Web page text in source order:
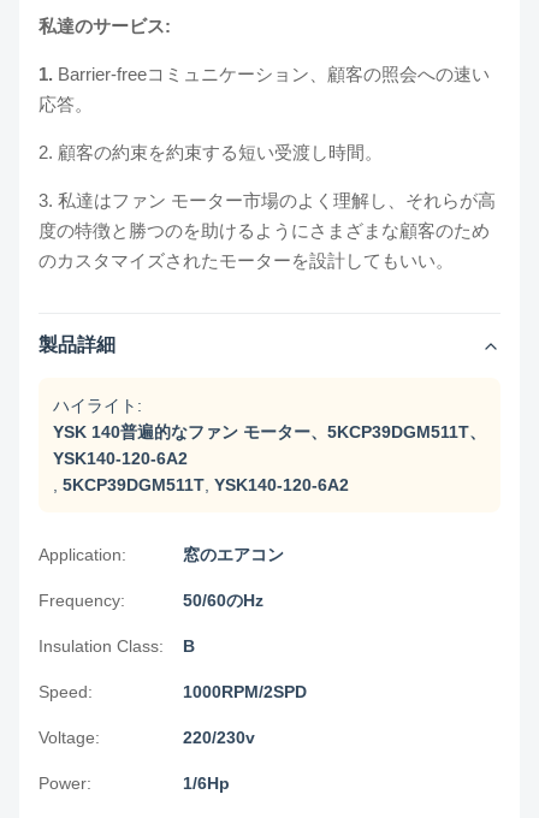
私達のサービス:
1. Barrier-freeコミュニケーション、顧客の照会への速い
応答。
2. 顧客の約束を約束する短い受渡し時間。
3. 私達はファン モーター市場のよく理解し、それらが高
度の特徴と勝つのを助けるようにさまざまな顧客のため
のカスタマイズされたモーターを設計してもいい。
製品詳細
ハイライト:
YSK 140普遍的なファン モーター、5KCP39DGM511T、
YSK140-120-6A2
5KCP39DGM511T YSK140-120-6A2
Application: 窓のエアコン
Frequency: 50/60のHz
Insulation Class: B
Speed: 1000RPM/2SPD
Voltage: 220/230v
Power: 1/6Hp